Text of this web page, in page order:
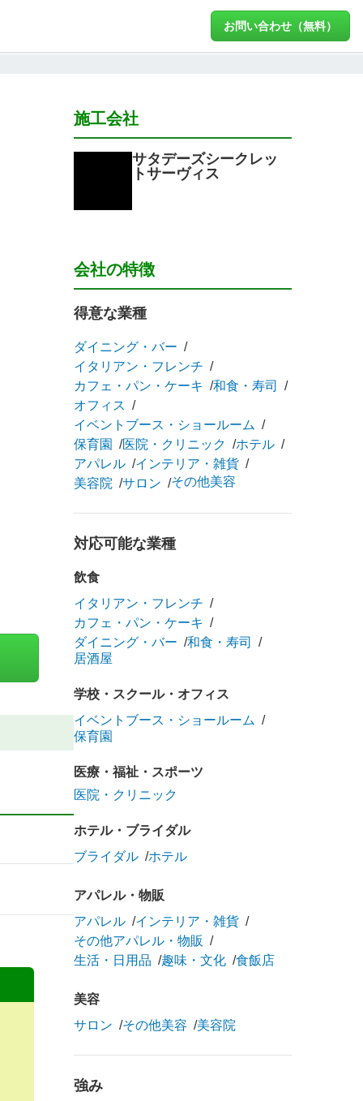
お問い合わせ（無料）
施工会社
サタデーズシークレッ
トサーヴィス
会社の特徴
得意な業種
ダイニング・バー
イタリアン・フレンチ
カフェ・パン・ケーキ
和食・寿司
オフィス
イベントブース・ショールーム
保育園
医院・クリニック
ホテル
アパレル
インテリア・雑貨
美容院
サロン その他美容
対応可能な業種
飲食
イタリアン・フレンチ
カフェ・パン・ケーキ
ダイニング・バー
和食・寿司
居酒屋
学校・スクール・オフィス
イベントブース・ショールーム
保育園
医療・福祉・スポーツ
医院・クリニック
ホテル・ブライダル
ブライダル
ホテル
アパレル・物販
アパレル
インテリア・雑貨
その他アパレル・物販
生活・日用品
趣味・文化 食飯店
美容
サロン
その他美容 美容院
強み